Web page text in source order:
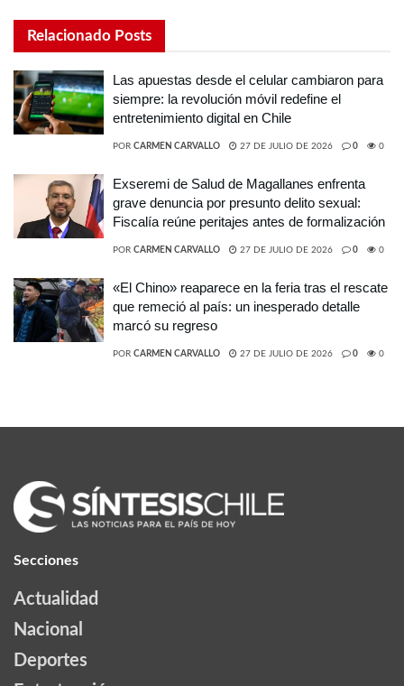
Relacionado Posts
Las apuestas desde el celular cambiaron para
siempre: la revolución móvil redefine el
entretenimiento digital en Chile
POR CARMEN CARVALLO 27 DE JULIO DE 2026 0 0
Exseremi de Salud de Magallanes enfrenta
grave denuncia por presunto delito sexual:
Fiscalía reúne peritajes antes de formalización
POR CARMEN CARVALLO 27 DE JULIO DE 2026 0 0
«El Chino» reaparece en la feria tras el rescate
que remeció al país: un inesperado detalle
marcó su regreso
POR CARMEN CARVALLO 27 DE JULIO DE 2026 0 0
Secciones
Actualidad
Nacional
Deportes